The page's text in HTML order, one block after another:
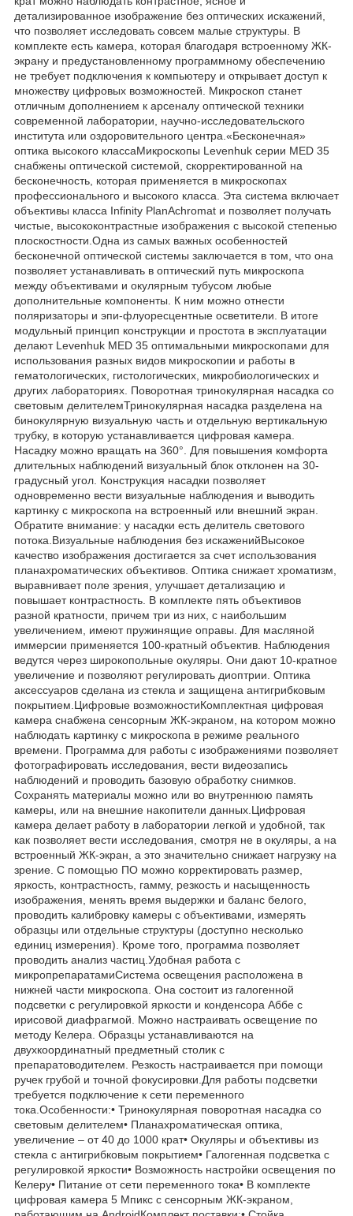
детализированное изображение без оптических искажений,
что позволяет исследовать совсем малые структуры. В
комплекте есть камера, которая благодаря встроенному ЖК-
экрану и предустановленному программному обеспечению
не требует подключения к компьютеру и открывает доступ к
множеству цифровых возможностей. Микроскоп станет
отличным дополнением к арсеналу оптической техники
современной лаборатории, научно-исследовательского
института или оздоровительного центра.«Бесконечная»
оптика высокого классаМикроскопы Levenhuk серии MED 35
снабжены оптической системой, скорректированной на
бесконечность, которая применяется в микроскопах
профессионального и высокого класса. Эта система включает
объективы класса Infinity PlanAchromat и позволяет получать
чистые, высококонтрастные изображения с высокой степенью
плоскостности.Одна из самых важных особенностей
бесконечной оптической системы заключается в том, что она
позволяет устанавливать в оптический путь микроскопа
между объективами и окулярным тубусом любые
дополнительные компоненты. К ним можно отнести
поляризаторы и эпи-флуоресцентные осветители. В итоге
модульный принцип конструкции и простота в эксплуатации
делают Levenhuk MED 35 оптимальными микроскопами для
использования разных видов микроскопии и работы в
гематологических, гистологических, микробиологических и
других лабораториях. Поворотная тринокулярная насадка со
световым делителемТринокулярная насадка разделена на
бинокулярную визуальную часть и отдельную вертикальную
трубку, в которую устанавливается цифровая камера.
Насадку можно вращать на 360°. Для повышения комфорта
длительных наблюдений визуальный блок отклонен на 30-
градусный угол. Конструкция насадки позволяет
одновременно вести визуальные наблюдения и выводить
картинку с микроскопа на встроенный или внешний экран.
Обратите внимание: у насадки есть делитель светового
потока.Визуальные наблюдения без искаженийВысокое
качество изображения достигается за счет использования
планахроматических объективов. Оптика снижает хроматизм,
выравнивает поле зрения, улучшает детализацию и
повышает контрастность. В комплекте пять объективов
разной кратности, причем три из них, с наибольшим
увеличением, имеют пружинящие оправы. Для масляной
иммерсии применяется 100-кратный объектив. Наблюдения
ведутся через широкопольные окуляры. Они дают 10-кратное
увеличение и позволяют регулировать диоптрии. Оптика
аксессуаров сделана из стекла и защищена антигрибковым
покрытием.Цифровые возможностиКомплектная цифровая
камера снабжена сенсорным ЖК-экраном, на котором можно
наблюдать картинку с микроскопа в режиме реального
времени. Программа для работы с изображениями позволяет
фотографировать исследования, вести видеозапись
наблюдений и проводить базовую обработку снимков.
Сохранять материалы можно или во внутреннюю память
камеры, или на внешние накопители данных.Цифровая
камера делает работу в лаборатории легкой и удобной, так
как позволяет вести исследования, смотря не в окуляры, а на
встроенный ЖК-экран, а это значительно снижает нагрузку на
зрение. С помощью ПО можно корректировать размер,
яркость, контрастность, гамму, резкость и насыщенность
изображения, менять время выдержки и баланс белого,
проводить калибровку камеры с объективами, измерять
образцы или отдельные структуры (доступно несколько
единиц измерения). Кроме того, программа позволяет
проводить анализ частиц.Удобная работа с
микропрепаратамиСистема освещения расположена в
нижней части микроскопа. Она состоит из галогенной
подсветки с регулировкой яркости и конденсора Аббе с
ирисовой диафрагмой. Можно настраивать освещение по
методу Келера. Образцы устанавливаются на
двухкоординатный предметный столик с
препаратоводителем. Резкость настраивается при помощи
ручек грубой и точной фокусировки.Для работы подсветки
требуется подключение к сети переменного
тока.Особенности:• Тринокулярная поворотная насадка со
световым делителем• Планахроматическая оптика,
увеличение – от 40 до 1000 крат• Окуляры и объективы из
стекла с антигрибковым покрытием• Галогенная подсветка с
регулировкой яркости• Возможность настройки освещения по
Келеру• Питание от сети переменного тока• В комплекте
цифровая камера 5 Мпикс с сенсорным ЖК-экраном,